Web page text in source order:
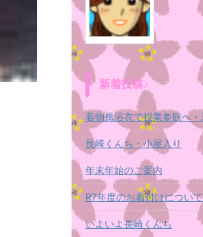
新着投稿♪
着物風浴衣で授業参観へ
長崎くんち・小屋入り
年末年始のご案内
R7年度のお着付けについて
いよいよ長崎くんち